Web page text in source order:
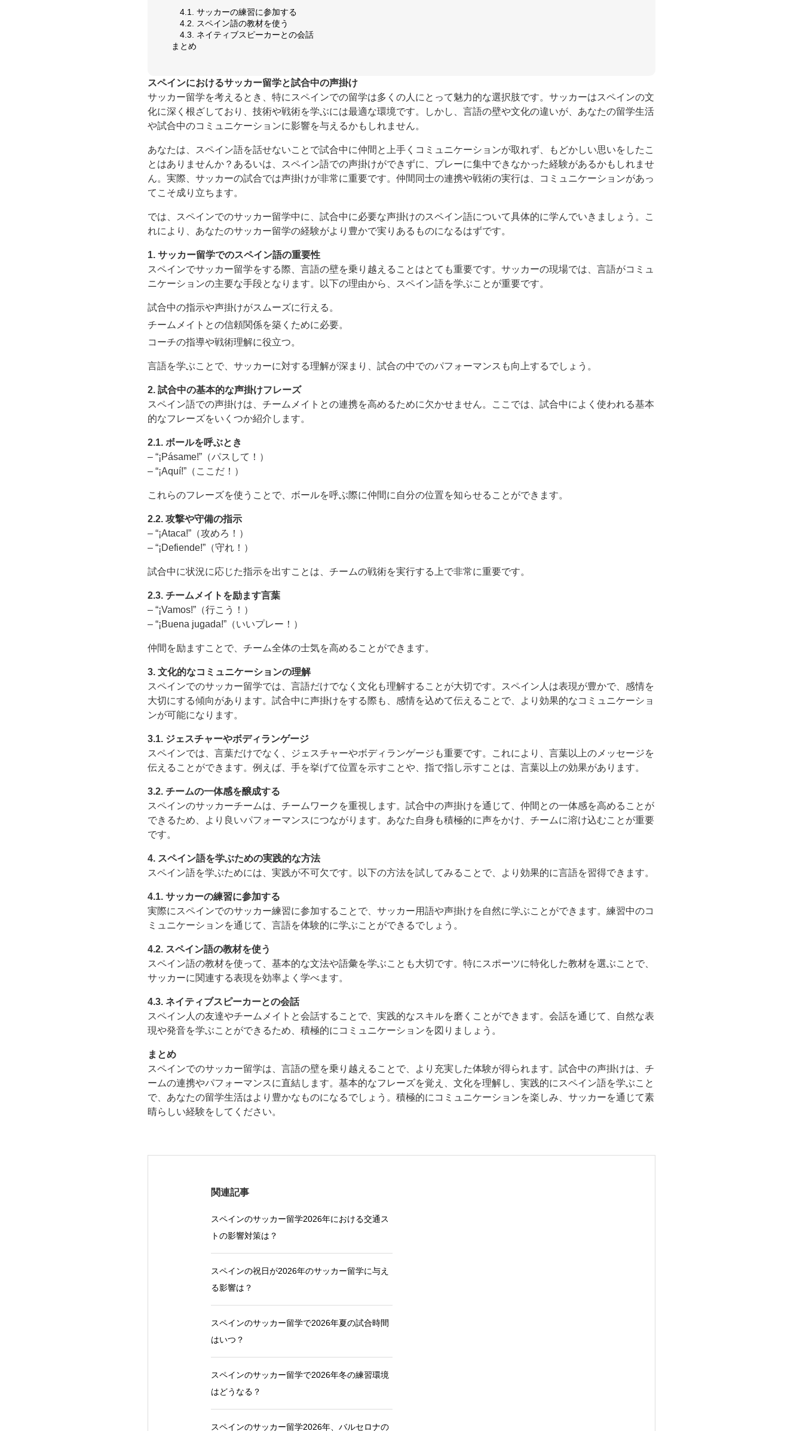
4.1. サッカーの練習に参加する
4.2. スペイン語の教材を使う
4.3. ネイティブスピーカーとの会話
まとめ
スペインにおけるサッカー留学と試合中の声掛け
サッカー留学を考えるとき、特にスペインでの留学は多くの人にとって魅力的な選択肢です。サッカーはスペインの文
化に深く根ざしており、技術や戦術を学ぶには最適な環境です。しかし、言語の壁や文化の違いが、あなたの留学生活
や試合中のコミュニケーションに影響を与えるかもしれません。
あなたは、スペイン語を話せないことで試合中に仲間と上手くコミュニケーションが取れず、もどかしい思いをしたこ
とはありませんか？あるいは、スペイン語での声掛けができずに、プレーに集中できなかった経験があるかもしれませ
ん。実際、サッカーの試合では声掛けが非常に重要です。仲間同士の連携や戦術の実行は、コミュニケーションがあっ
てこそ成り立ちます。
では、スペインでのサッカー留学中に、試合中に必要な声掛けのスペイン語について具体的に学んでいきましょう。こ
れにより、あなたのサッカー留学の経験がより豊かで実りあるものになるはずです。
1. サッカー留学でのスペイン語の重要性
スペインでサッカー留学をする際、言語の壁を乗り越えることはとても重要です。サッカーの現場では、言語がコミュ
ニケーションの主要な手段となります。以下の理由から、スペイン語を学ぶことが重要です。
試合中の指示や声掛けがスムーズに行える。
チームメイトとの信頼関係を築くために必要。
コーチの指導や戦術理解に役立つ。
言語を学ぶことで、サッカーに対する理解が深まり、試合の中でのパフォーマンスも向上するでしょう。
2. 試合中の基本的な声掛けフレーズ
スペイン語での声掛けは、チームメイトとの連携を高めるために欠かせません。ここでは、試合中によく使われる基本
的なフレーズをいくつか紹介します。
2.1. ボールを呼ぶとき
– “¡Pásame!”（パスして！）
– “¡Aquí!”（ここだ！）
これらのフレーズを使うことで、ボールを呼ぶ際に仲間に自分の位置を知らせることができます。
2.2. 攻撃や守備の指示
– “¡Ataca!”（攻めろ！）
– “¡Defiende!”（守れ！）
試合中に状況に応じた指示を出すことは、チームの戦術を実行する上で非常に重要です。
2.3. チームメイトを励ます言葉
– “¡Vamos!”（行こう！）
– “¡Buena jugada!”（いいプレー！）
仲間を励ますことで、チーム全体の士気を高めることができます。
3. 文化的なコミュニケーションの理解
スペインでのサッカー留学では、言語だけでなく文化も理解することが大切です。スペイン人は表現が豊かで、感情を
大切にする傾向があります。試合中に声掛けをする際も、感情を込めて伝えることで、より効果的なコミュニケーショ
ンが可能になります。
3.1. ジェスチャーやボディランゲージ
スペインでは、言葉だけでなく、ジェスチャーやボディランゲージも重要です。これにより、言葉以上のメッセージを
伝えることができます。例えば、手を挙げて位置を示すことや、指で指し示すことは、言葉以上の効果があります。
3.2. チームの一体感を醸成する
スペインのサッカーチームは、チームワークを重視します。試合中の声掛けを通じて、仲間との一体感を高めることが
できるため、より良いパフォーマンスにつながります。あなた自身も積極的に声をかけ、チームに溶け込むことが重要
です。
4. スペイン語を学ぶための実践的な方法
スペイン語を学ぶためには、実践が不可欠です。以下の方法を試してみることで、より効果的に言語を習得できます。
4.1. サッカーの練習に参加する
実際にスペインでのサッカー練習に参加することで、サッカー用語や声掛けを自然に学ぶことができます。練習中のコ
ミュニケーションを通じて、言語を体験的に学ぶことができるでしょう。
4.2. スペイン語の教材を使う
スペイン語の教材を使って、基本的な文法や語彙を学ぶことも大切です。特にスポーツに特化した教材を選ぶことで、
サッカーに関連する表現を効率よく学べます。
4.3. ネイティブスピーカーとの会話
スペイン人の友達やチームメイトと会話することで、実践的なスキルを磨くことができます。会話を通じて、自然な表
現や発音を学ぶことができるため、積極的にコミュニケーションを図りましょう。
まとめ
スペインでのサッカー留学は、言語の壁を乗り越えることで、より充実した体験が得られます。試合中の声掛けは、チ
ームの連携やパフォーマンスに直結します。基本的なフレーズを覚え、文化を理解し、実践的にスペイン語を学ぶこと
で、あなたの留学生活はより豊かなものになるでしょう。積極的にコミュニケーションを楽しみ、サッカーを通じて素
晴らしい経験をしてください。
関連記事
スペインのサッカー留学2026年における交通ス
トの影響対策は？
スペインの祝日が2026年のサッカー留学に与え
る影響は？
スペインのサッカー留学で2026年夏の試合時間
はいつ？
スペインのサッカー留学で2026年冬の練習環境
はどうなる？
スペインのサッカー留学2026年、バルセロナの